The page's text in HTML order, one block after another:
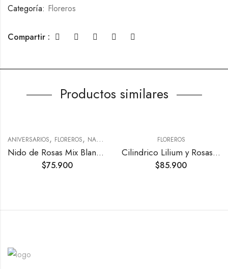
Categoría: Floreros
Compartir :
Productos similares
ANIVERSARIOS, FLOREROS, NACIMIENTOS
Nido de Rosas Mix Blanco-Lila
$75.900
FLOREROS
Cilindrico Lilium y Rosas xl
$85.900